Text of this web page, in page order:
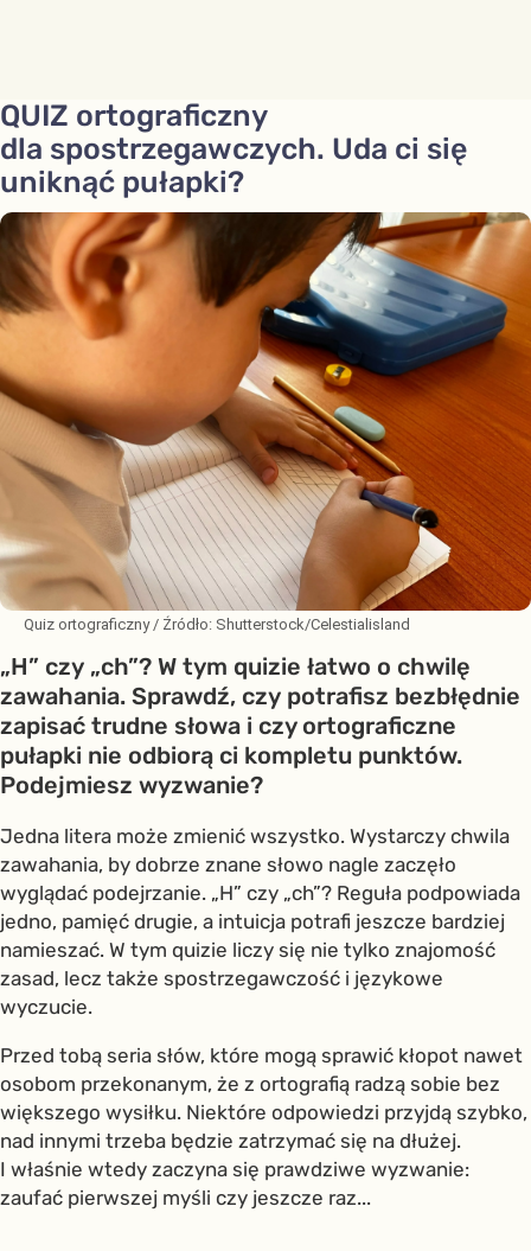
QUIZ ortograficzny
dla spostrzegawczych. Uda ci się
uniknąć pułapki?
Quiz ortograficzny/ Źródło: Shutterstock/Celestialisland
„H” czy „ch”? W tym quizie łatwo o chwilę
zawahania. Sprawdź, czy potrafisz bezbłędnie
zapisać trudne słowa i czy ortograficzne
pułapki nie odbiorą ci kompletu punktów.
Podejmiesz wyzwanie?
Jedna litera może zmienić wszystko. Wystarczy chwila
zawahania, by dobrze znane słowo nagle zaczęło
wyglądać podejrzanie. „H” czy „ch”? Reguła podpowiada
jedno, pamięć drugie, a intuicja potrafi jeszcze bardziej
namieszać. W tym quizie liczy się nie tylko znajomość
zasad, lecz także spostrzegawczość i językowe
wyczucie.
Przed tobą seria słów, które mogą sprawić kłopot nawet
osobom przekonanym, że z ortografią radzą sobie bez
większego wysiłku. Niektóre odpowiedzi przyjdą szybko,
nad innymi trzeba będzie zatrzymać się na dłużej.
I właśnie wtedy zaczyna się prawdziwe wyzwanie:
zaufać pierwszej myśli czy jeszcze raz...